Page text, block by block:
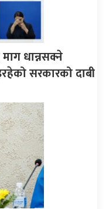
धान्नसक्ने
सरकारको दाबी